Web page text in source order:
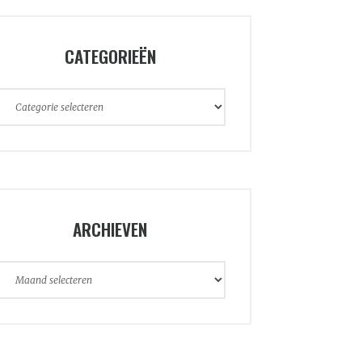
CATEGORIEËN
Categorieën
ARCHIEVEN
Archieven